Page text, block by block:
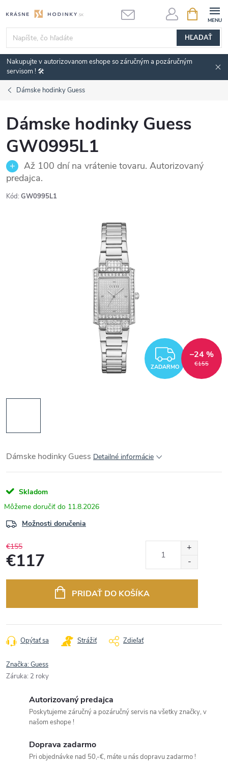
na
obsah
HĽADAŤ
KOŠÍK
Nakupujte v autorizovanom eshope so záručným a pozáručným
servisom ! 🛠️
Dámske hodinky Guess
Dámske hodinky Guess
GW0995L1
Až 100 dní na vrátenie tovaru. Autorizovaný
predajca.
Kód: GW0995L1
ZADARMO €155
–24 %
Dámske hodinky Guess Detailné informácie
Skladom
11.8.2026
Možnosti doručenia
€155
€117
PRIDAŤ DO KOŠÍKA
Opýtať sa Strážiť Zdieľať
Značka:Guess
Záruka: 2 roky
Autorizovaný predajca
Poskytujeme záručný a pozáručný servis na všetky značky, v
našom eshope !
Doprava zadarmo
Pri objednávke nad 50,-€, máte u nás dopravu zadarmo !